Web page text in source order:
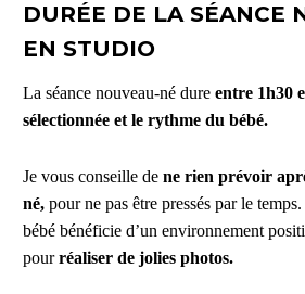
DURÉE DE LA SÉANCE
EN STUDIO
La séance nouveau-né dureentre 1h30
sélectionnée et le rythme du bébé.
Je vous conseille dene rien prévoir
né, pour ne pas être pressés par le
bébé bénéficie d’un environnement
pourréaliser de jolies photos.